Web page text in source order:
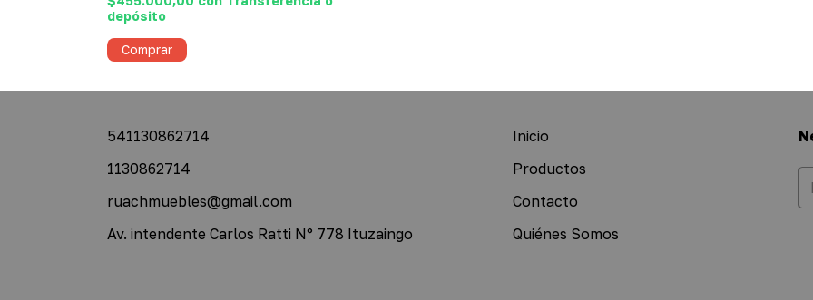
depósito
Comprar
541130862714
1130862714
ruachmuebles@gmail.com
Av. intendente Carlos Ratti N° 778 Ituzaingo
Inicio
Productos
Contacto
Quiénes Somos